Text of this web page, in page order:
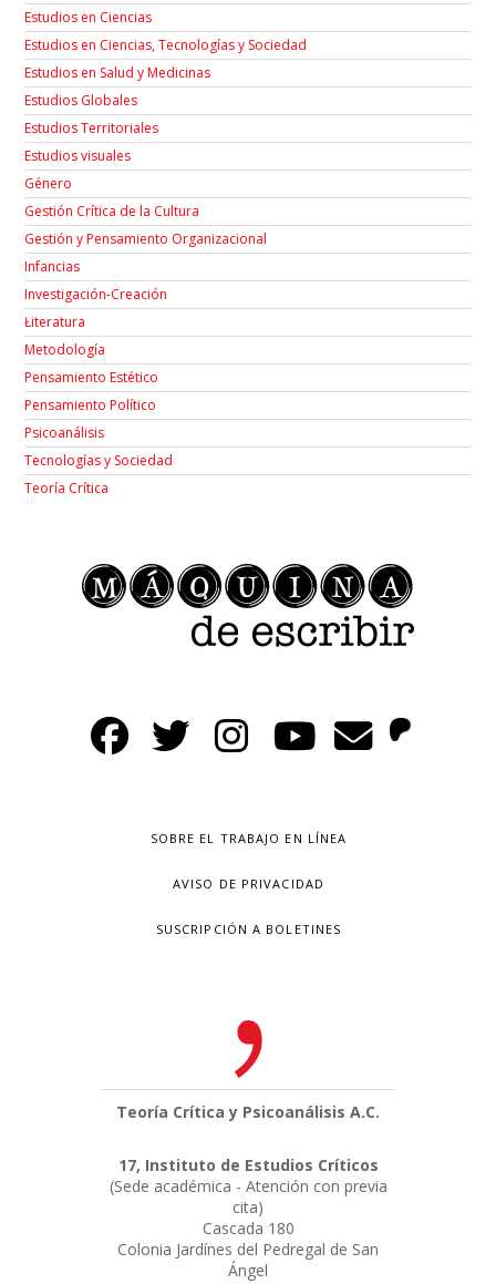
Estudios en Ciencias
Estudios en Ciencias, Tecnologías y Sociedad
Estudios en Salud y Medicinas
Estudios Globales
Estudios Territoriales
Estudios visuales
Género
Gestión Crítica de la Cultura
Gestión y Pensamiento Organizacional
Infancias
Investigación-Creación
Łiteratura
Metodología
Pensamiento Estético
Pensamiento Político
Psicoanálisis
Tecnologías y Sociedad
Teoría Crítica
SOBRE EL TRABAJO EN LÍNEA
AVISO DE PRIVACIDAD
SUSCRIPCIÓN A BOLETINES
Teoría Crítica y Psicoanálisis A.C.
17, Instituto de Estudios Críticos
(Sede académica - Atención con previa
cita)
Cascada 180
Colonia Jardínes del Pedregal de San
Ángel